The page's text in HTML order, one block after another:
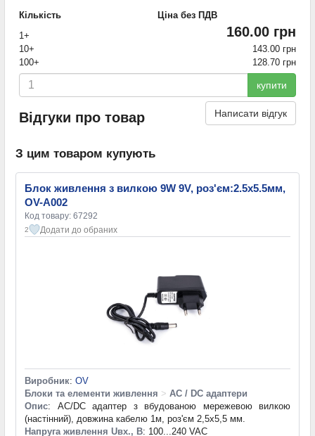
Кількість
Ціна без ПДВ
1+
160.00 грн
10+
143.00 грн
100+
128.70 грн
купити
Відгуки про товар Написати відгук
З цим товаром купують
Блок живлення з вилкою 9W 9V, роз'єм:2.5x5.5мм,
OV-A002
Код товару: 67292
2 Додати до обраних
Виробник: OV
Блоки та елементи живлення > AC / DC адаптери
Опис: AC/DC адаптер з вбудованою мережевою вилкою
(настінний), довжина кабелю 1м, роз'єм 2,5х5,5 мм.
Напруга живлення Uвх., В: 100...240 VAC